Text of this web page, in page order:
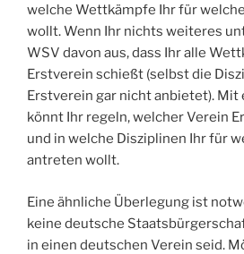
welche Wettkämpfe Ihr für
wollt. Wenn Ihr nichts weiteres
WSV davon aus, dass Ihr alle
Erstverein schießt (selbst die
Erstverein gar nicht anbietet). Mit
könnt Ihr regeln, welcher Verein
und in welche Disziplinen Ihr für
antreten wollt.
Eine ähnliche Überlegung ist
keine deutsche
in einen deutschen Verein seid.